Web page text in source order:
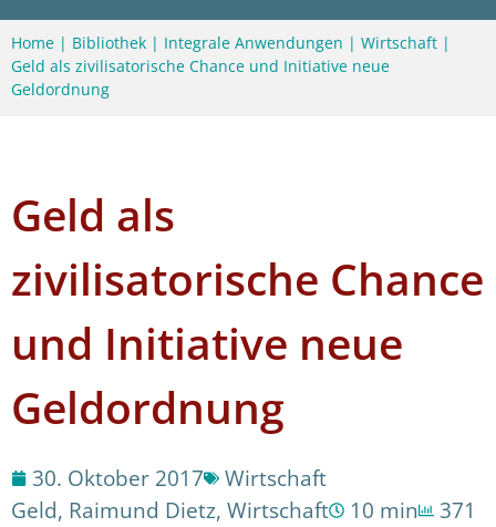
Home | Bibliothek | Integrale Anwendungen | Wirtschaft |
Geld als zivilisatorische Chance und Initiative neue
Geldordnung
Geld als
zivilisatorische Chance
und Initiative neue
Geldordnung
30. Oktober 2017
Wirtschaft
Geld, Raimund Dietz, Wirtschaft 10 min
371